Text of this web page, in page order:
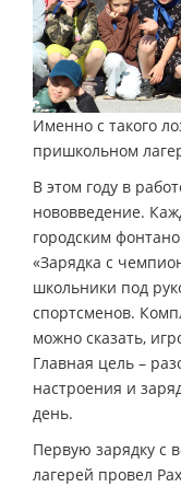
Именно с такого
пришкольном
В этом году в
нововведение.
городским
«Зарядка с
школьники под
спортсменов.
можно сказать,
Главная цель –
настроения и
день.
Первую зарядку с
лагерей провел